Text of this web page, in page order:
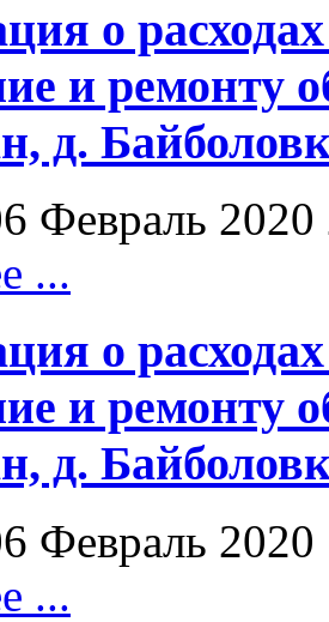
о
и
д.
Февраль
...
о
и
д.
Февраль
...